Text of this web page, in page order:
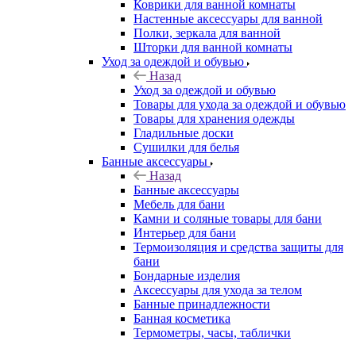
Коврики для ванной комнаты
Настенные аксессуары для ванной
Полки, зеркала для ванной
Шторки для ванной комнаты
Уход за одеждой и обувью
Назад
Уход за одеждой и обувью
Товары для ухода за одеждой и обувью
Товары для хранения одежды
Гладильные доски
Сушилки для белья
Банные аксессуары
Назад
Банные аксессуары
Мебель для бани
Камни и соляные товары для бани
Интерьер для бани
Термоизоляция и средства защиты для
бани
Бондарные изделия
Аксеcсуары для ухода за телом
Банные принадлежности
Банная косметика
Термометры, часы, таблички